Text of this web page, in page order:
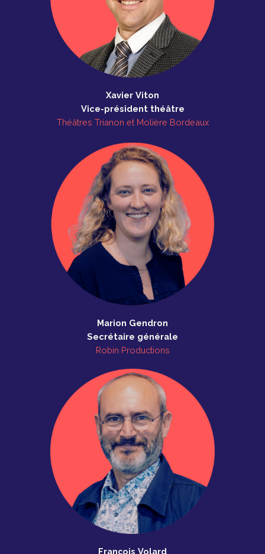
Xavier Viton
Vice-président théâtre
Théâtres Trianon et Molière Bordeaux
Marion Gendron
Secrétaire générale
Robin Productions
François Volard